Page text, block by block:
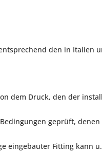
den in Italien
dem Druck, den der
geprüft,
eingebauter Fitting kann